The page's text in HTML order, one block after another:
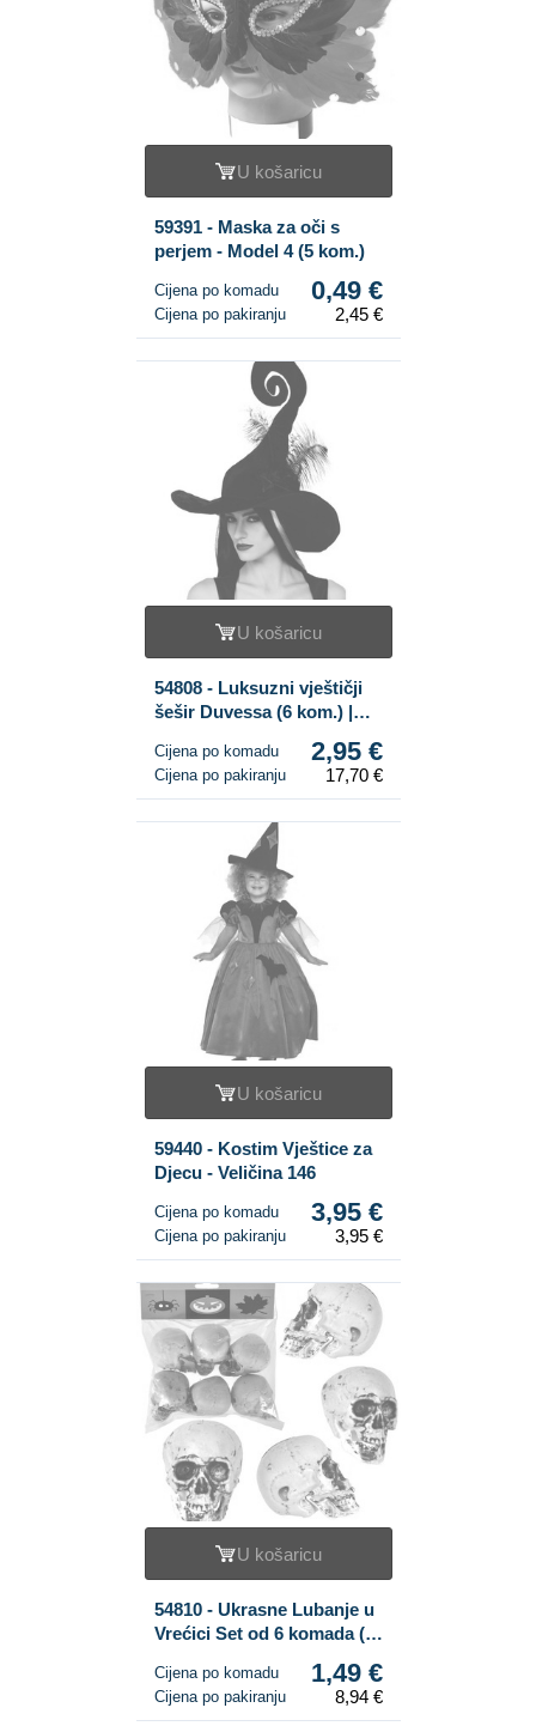
U košaricu
59391 - Maska za oči s
perjem - Model 4 (5 kom.)
Cijena po komadu 0,49 €
Cijena po pakiranju 2,45 €
U košaricu
54808 - Luksuzni vještičji
šešir Duvessa (6 kom.) |
Cijena po komadu 2,95 €
Cijena po pakiranju 17,70 €
U košaricu
59440 - Kostim Vještice za
Djecu - Veličina 146
Cijena po komadu 3,95 €
Cijena po pakiranju 3,95 €
U košaricu
54810 - Ukrasne Lubanje u
Vrećici Set od 6 komada (6
Cijena po komadu 1,49 €
Cijena po pakiranju 8,94 €